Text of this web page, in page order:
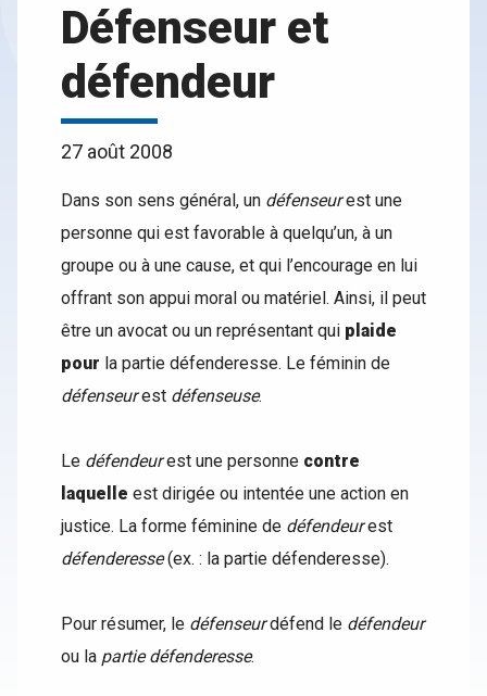
Défenseur et
défendeur
27 août 2008
Dans son sens général, un défenseurest une
personne qui est favorable à quelqu’un, à un
groupe ou à une cause, et qui l’encourage en lui
offrant son appui moral ou matériel. Ainsi, il peut
être un avocat ou un représentant qui plaide
pour la partie défenderesse. Le féminin de
défenseurest défenseuse.
Le défendeurest une personne contre
laquelle est dirigée ou intentée une action en
justice. La forme féminine de défendeurest
défenderesse(ex. : la partie défenderesse).
Pour résumer, le défenseurdéfend le défendeur
ou la partie défenderesse.